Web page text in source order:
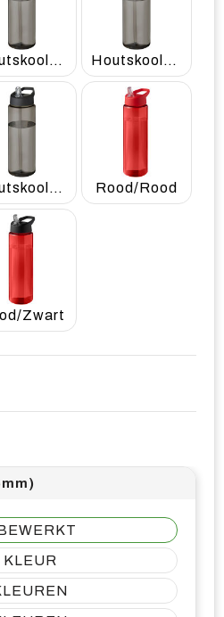
Houtskool/Lime Houtskool/Rood
Houtskool/Zwart Rood/Rood
Zwart